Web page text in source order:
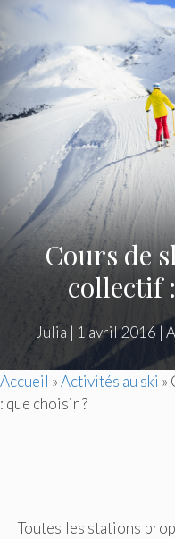
Cours de
collectif
Julia | 1 avril 2016|
Accueil »Activités au ski »
: que choisir ?
Toutes les stations